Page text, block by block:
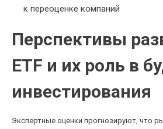
к переоценке компаний
Перспективы
ETF и их роль в
инвестирования
Экспертные оценки прогнозируют, что